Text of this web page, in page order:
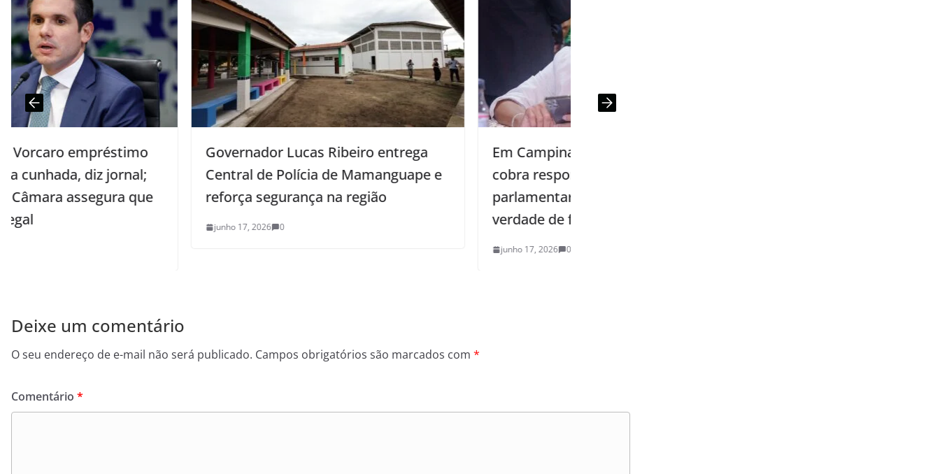
Governador Lucas Ribeiro entrega
Central de Polícia de Mamanguape e
reforça segurança na região
Em Campina Grande, Cida Ramos
cobra responsabilidade dos
parlamentares: “Tem que dizer a
verdade de forma completa”
Deixe um comentário
O seu endereço de e-mail não será publicado. Campos obrigatórios são marcados com *
Comentário *